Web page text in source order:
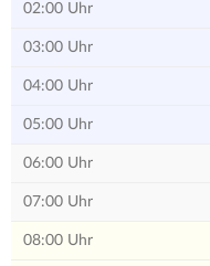
02:00 Uhr
03:00 Uhr
04:00 Uhr
05:00 Uhr
06:00 Uhr
07:00 Uhr
08:00 Uhr